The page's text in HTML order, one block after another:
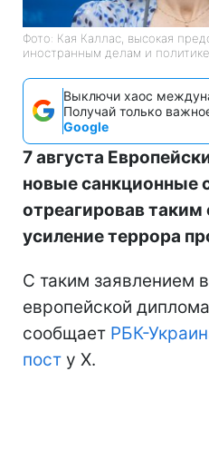
Фото: Кая Каллас, высокая
иностранным делам и
Выключи хаос
Получай только
Google
7 августа
новые санкционные
отреагировав таким
усиление террора
С таким заявлением
европейской
сообщает РБК-
пост у Х.